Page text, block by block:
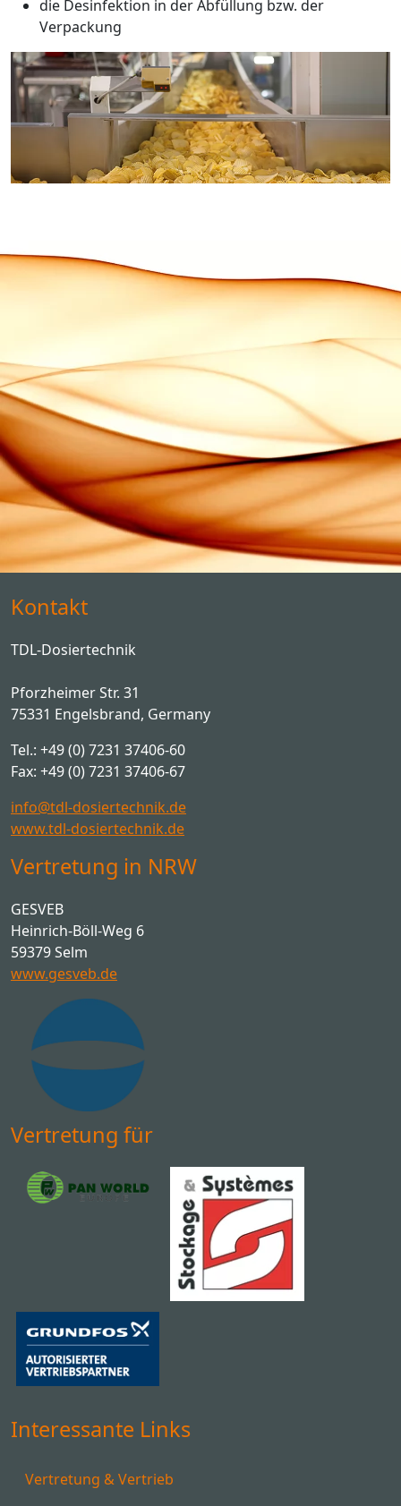
die Desinfektion in der Abfüllung bzw. der
Verpackung
Kontakt
TDL-Dosiertechnik
Pforzheimer Str. 31
75331 Engelsbrand, Germany
Tel.: +49 (0) 7231 37406-60
Fax: +49 (0) 7231 37406-67
info@tdl-dosiertechnik.de
www.tdl-dosiertechnik.de
Vertretung in NRW
GESVEB
Heinrich-Böll-Weg 6
59379 Selm
www.gesveb.de
Vertretung für
Interessante Links
Vertretung & Vertrieb